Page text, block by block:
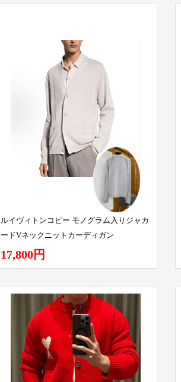
ルイヴィトンコピー モノグラム入りジャカ
ードVネックニットカーディガン
17,800円